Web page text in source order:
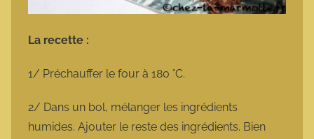
La recette :
1/ Préchauffer le four à 180 °C.
2/ Dans un bol, mélanger les ingrédients
humides. Ajouter le reste des ingrédients. Bien